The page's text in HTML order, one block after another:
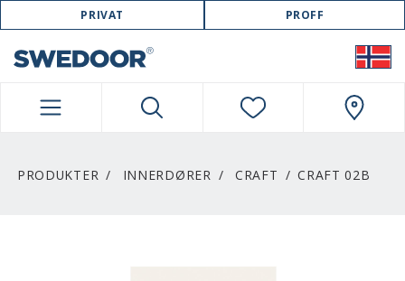
SWEDOOR NAVIGATION
PRIVAT PROFF
PRODUKTER INNERDØRER CRAFT CRAFT 02B